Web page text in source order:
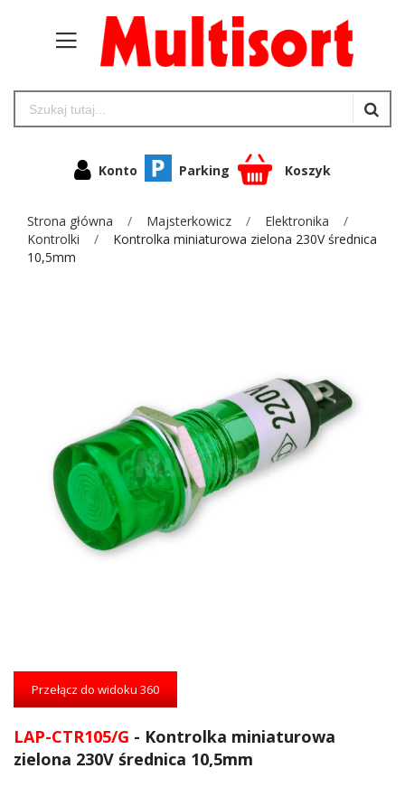
Konto Parking Koszyk
Strona główna Majsterkowicz
Elektronika
Kontrolki
Kontrolka miniaturowa zielona 230V średnica
10,5mm
Przejdź
początek
Przełącz do widoku 360
LAP-CTR105/G - Kontrolka miniaturowa
zielona 230V średnica 10,5mm